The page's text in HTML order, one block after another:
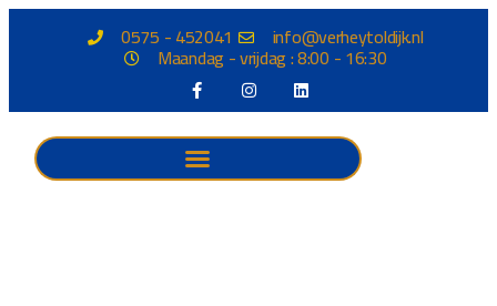
0575 - 452041 info@verheytoldijk.nl
Maandag - vrijdag : 8:00 - 16:30